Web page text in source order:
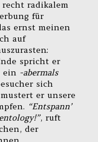
radikalem
für
ernst meinen
auf
spricht er
ein -abermals
sich
er unsere
“Entspann’
, ruft
der